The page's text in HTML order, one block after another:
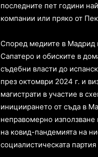
последните пет години
компании или пряко от
Според медиите в Мадрид
Сапатеро и обиските в
съдебни власти до
през октомври 2024 г. и
магистрати в участие в
инициирането от съда в
неправомерно
на ковид-пандемията на
социалистическата